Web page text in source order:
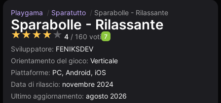
Playgama / Sparatutto / Sparabolle - Rilassante
Sparabolle - Rilassante
★★★★★ 4 / 160 voti 7
Sviluppatore: FENIKSDEV
Orientamento del gioco: Verticale
Piattaforme: PC, Android, iOS
Data di rilascio: novembre 2024
Ultimo aggiornamento: agosto 2026